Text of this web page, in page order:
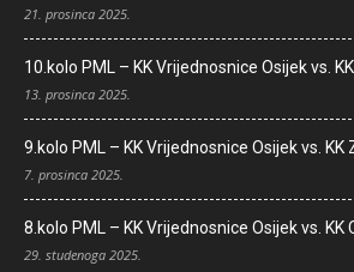
21. prosinca 2025.
10.kolo PML – KK Vrijednosnice Osijek vs.
13. prosinca 2025.
9.kolo PML – KK Vrijednosnice Osijek vs. KK
7. prosinca 2025.
8.kolo PML – KK Vrijednosnice Osijek vs. KK
29. studenoga 2025.